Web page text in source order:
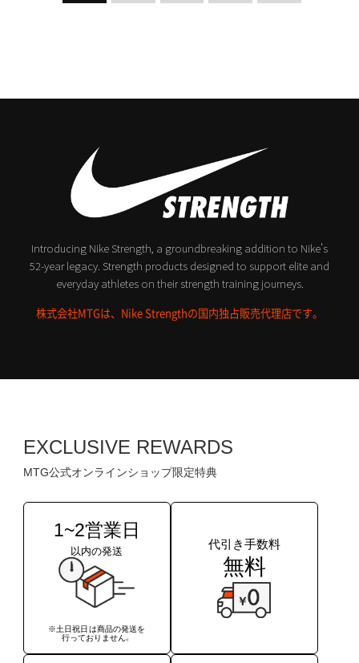
Introducing Nike Strength, a groundbreaking addition to Nike’s
52-year legacy. Strength products designed to support elite and
everyday athletes on their strength training journeys.
株式会社MTGは、Nike Strengthの国内独占販売代理店です。
EXCLUSIVE REWARDS
MTG公式オンラインショップ限定特典
1~2営業日
以内の発送
※土日祝日は商品の発送を
行っておりません。
代引き手数料
無料